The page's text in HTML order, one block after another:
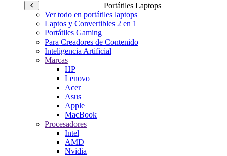
Portátiles Laptops
Ver todo en portátiles laptops
Laptos y Convertibles 2 en 1
Portátiles Gaming
Para Creadores de Contenido
Inteligencia Artificial
Marcas
HP
Lenovo
Acer
Asus
Apple
MacBook
Procesadores
Intel
AMD
Nvidia